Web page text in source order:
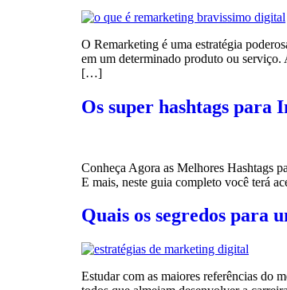
O Remarketing é uma estratégia
em um determinado produto ou serviço.
[…]
Os super hashtags para
Conheça Agora as Melhores Hashtags
E mais, neste guia completo você terá
Quais os segredos para
Estudar com as maiores referências do